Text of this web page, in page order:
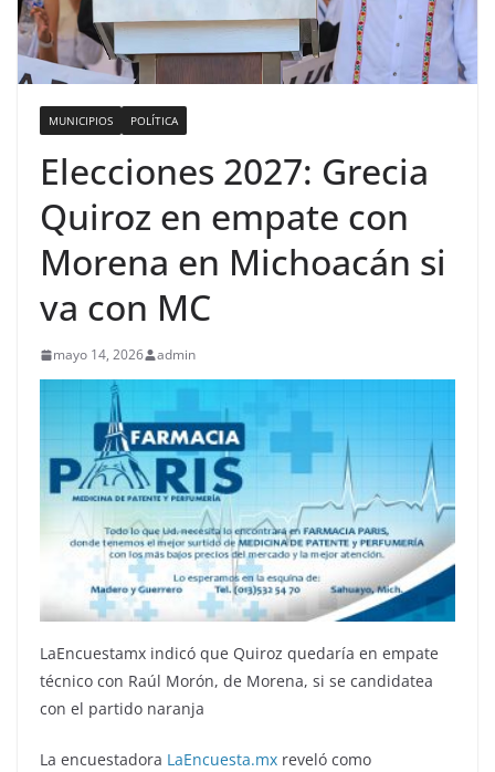
MUNICIPIOS POLÍTICA
Elecciones 2027: Grecia
Quiroz en empate con
Morena en Michoacán si
va con MC
mayo 14, 2026 admin
LaEncuestamx indicó que Quiroz quedaría en empate
técnico con Raúl Morón, de Morena, si se candidatea
con el partido naranja
La encuestadora LaEncuesta.mx reveló como